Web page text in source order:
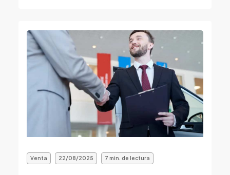
Venta 22/08/2025 7 min. de lectura